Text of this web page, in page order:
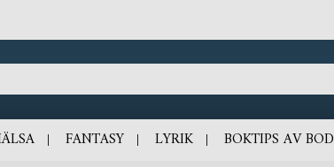
FANTASY LYRIK BOKTIPS AV BOD